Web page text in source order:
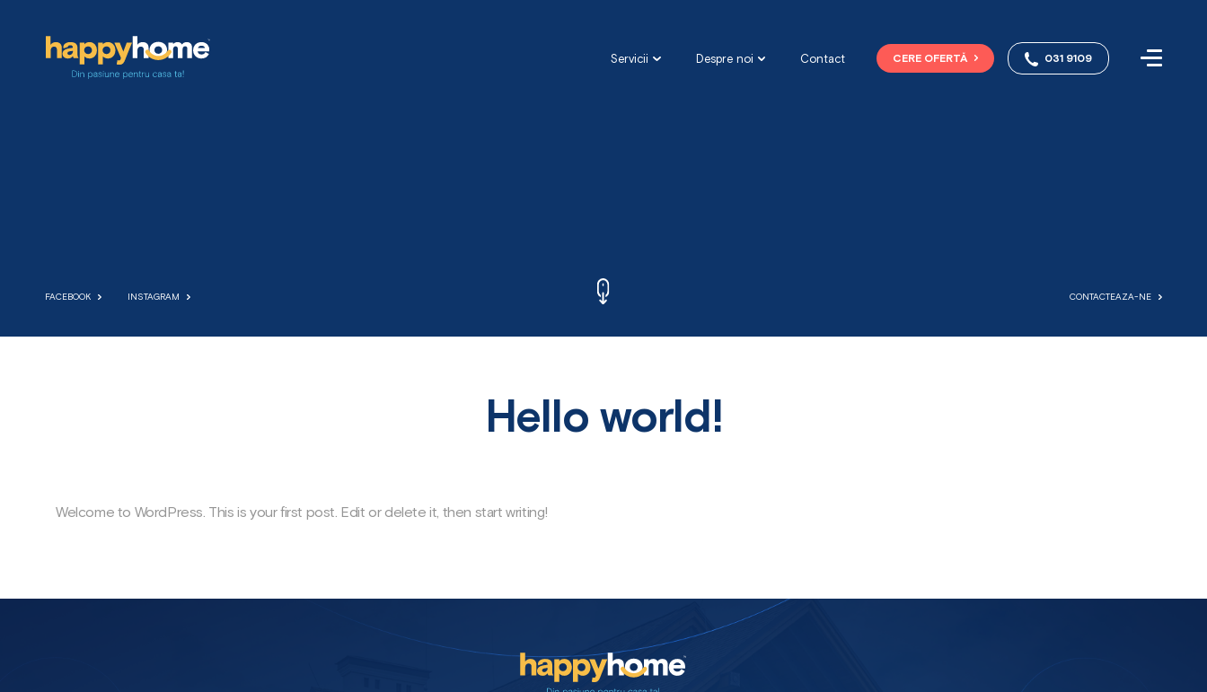
Servicii
SERVICII DE RELOCARE
Despre noi Contact CERE OFERTĂ 031 9109
FACEBOOK INSTAGRAM CONTACTEAZA-NE
Hello world!
Welcome to WordPress. This is your first post. Edit or delete it, then start writing!